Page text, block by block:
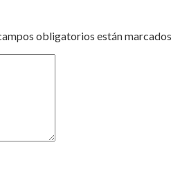
obligatorios están